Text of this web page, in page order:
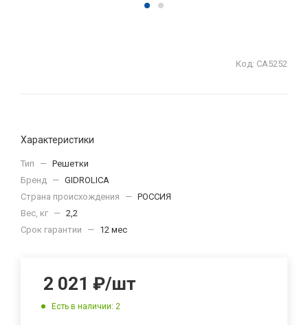
Код: СА5252
Характеристики
Тип — Решетки
Бренд — GIDROLICA
Страна происхождения
— РОССИЯ
Вес, кг — 2,2
Срок гарантии
— 12 мес
2 021 ₽/шт
Есть в наличии: 2